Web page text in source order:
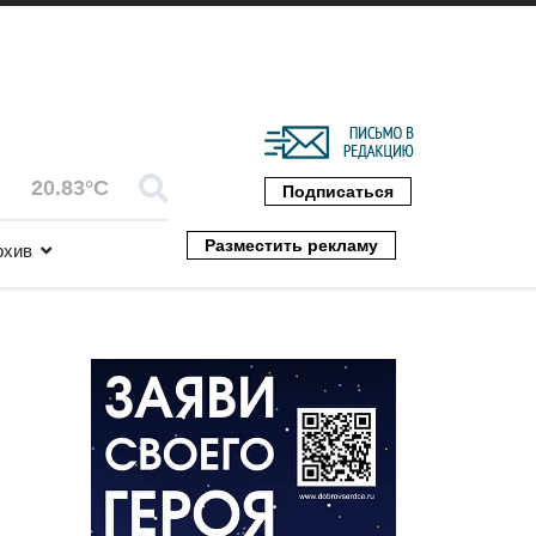
20.83°C Подписаться
Разместить рекламу